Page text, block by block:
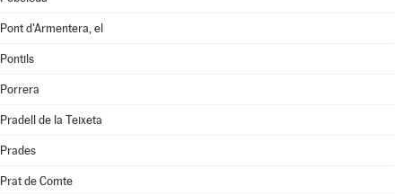
Pont d'Armentera, el
Pontils
Porrera
Pradell de la Teixeta
Prades
Prat de Comte